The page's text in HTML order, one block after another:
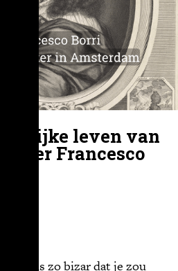
leven van
Francesco
Borri is zo bizar dat je zou